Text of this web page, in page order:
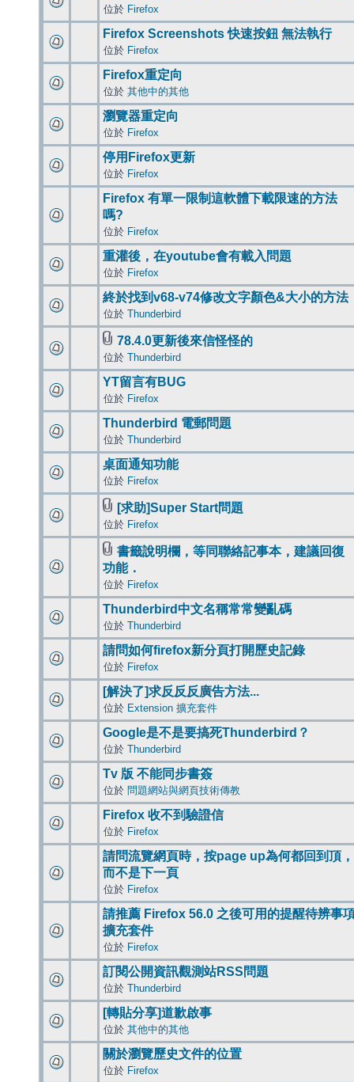
位於 Firefox
Firefox Screenshots 快速按鈕 無法執行
位於 Firefox
Firefox重定向
位於 其他中的其他
瀏覽器重定向
位於 Firefox
停用Firefox更新
位於 Firefox
Firefox 有單一限制這軟體下載限速的方法
嗎?
位於 Firefox
重灌後，在youtube會有載入問題
位於 Firefox
終於找到v68-v74修改文字顏色&大小的方法
位於 Thunderbird
78.4.0更新後來信怪怪的
位於 Thunderbird
YT留言有BUG
位於 Firefox
Thunderbird 電郵問題
位於 Thunderbird
桌面通知功能
位於 Firefox
[求助]Super Start問題
位於 Firefox
書籤說明欄，等同聯絡記事本，建議回復
功能．
位於 Firefox
Thunderbird中文名稱常常變亂碼
位於 Thunderbird
請問如何firefox新分頁打開歷史記錄
位於 Firefox
[解決了]求反反反廣告方法...
位於 Extension 擴充套件
Google是不是要搞死Thunderbird？
位於 Thunderbird
Tv 版 不能同步書簽
位於 問題網站與網頁技術傳教
Firefox 收不到驗證信
位於 Firefox
請問流覽網頁時，按page up為何都回到頂，
而不是下一頁
位於 Firefox
請推薦 Firefox 56.0 之後可用的提醒待辨事
擴充套件
位於 Firefox
訂閱公開資訊觀測站RSS問題
位於 Thunderbird
[轉貼分享]道歉啟事
位於 其他中的其他
關於瀏覽歷史文件的位置
位於 Firefox